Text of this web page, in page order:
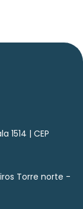
1514 | CEP
Torre norte -